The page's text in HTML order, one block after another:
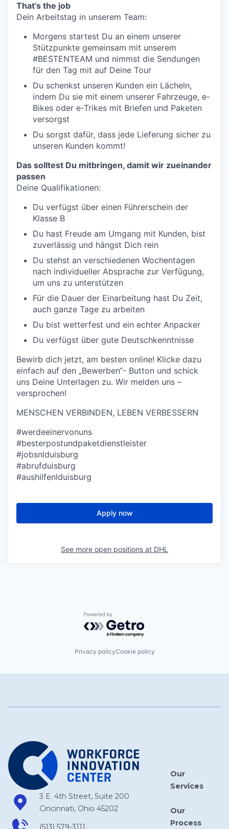
That’s the job
Dein Arbeitstag in unserem Team:
Morgens startest Du an einem unserer
Stützpunkte gemeinsam mit unserem
#BESTENTEAM und nimmst die Sendungen
für den Tag mit auf Deine Tour
Du schenkst unseren Kunden ein Lächeln,
indem Du sie mit einem unserer Fahrzeuge, e-
Bikes oder e-Trikes mit Briefen und Paketen
versorgst
Du sorgst dafür, dass jede Lieferung sicher zu
unseren Kunden kommt!
Das solltest Du mitbringen, damit wir zueinander
passen
Deine Qualifikationen:
Du verfügst über einen Führerschein der
Klasse B
Du hast Freude am Umgang mit Kunden, bist
zuverlässig und hängst Dich rein
Du stehst an verschiedenen Wochentagen
nach individueller Absprache zur Verfügung,
um uns zu unterstützen
Für die Dauer der Einarbeitung hast Du Zeit,
auch ganze Tage zu arbeiten
Du bist wetterfest und ein echter Anpacker
Du verfügst über gute Deutschkenntnisse
Bewirb dich jetzt, am besten online! Klicke dazu
einfach auf den „Bewerben“- Button und schick
uns Deine Unterlagen zu. Wir melden uns –
versprochen!
MENSCHEN VERBINDEN, LEBEN VERBESSERN
#werdeeinervonuns
#besterpostundpaketdienstleister
#jobsnlduisburg
#abrufduisburg
#aushilfenlduisburg
Apply now
See more open positions at DHL
Powered by Getro.com
Privacy policyCookie policy
3 E. 4th Street, Suite 200
Cincinnati, Ohio 45202
(513) 579-3111
Our
Services
Our
Process